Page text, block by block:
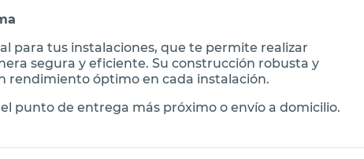
para tus instalaciones, que te permite realizar
segura y eficiente. Su construcción robusta y
rendimiento óptimo en cada instalación.
punto de entrega más próximo o envío a domicilio.